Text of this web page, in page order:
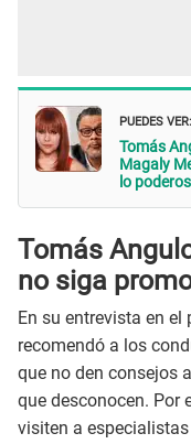
PUEDES VER:
Tomás
Magaly
lo
Tomás
no siga
En su entrevista en el
recomendó a los
que no den consejos
que desconocen. Por
visiten a